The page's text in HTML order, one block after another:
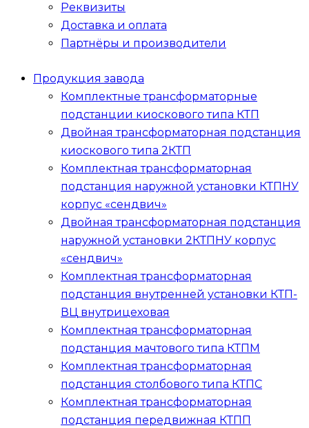
Реквизиты
Доставка и оплата
Партнёры и производители
Продукция завода
Комплектные трансформаторные
подстанции киоскового типа КТП
Двойная трансформаторная подстанция
киоскового типа 2КТП
Комплектная трансформаторная
подстанция наружной установки КТПНУ
корпус «сендвич»
Двойная трансформаторная подстанция
наружной установки 2КТПНУ корпус
«сендвич»
Комплектная трансформаторная
подстанция внутренней установки КТП-
ВЦ внутрицеховая
Комплектная трансформаторная
подстанция мачтового типа КТПМ
Комплектная трансформаторная
подстанция столбового типа КТПС
Комплектная трансформаторная
подстанция передвижная КТПП